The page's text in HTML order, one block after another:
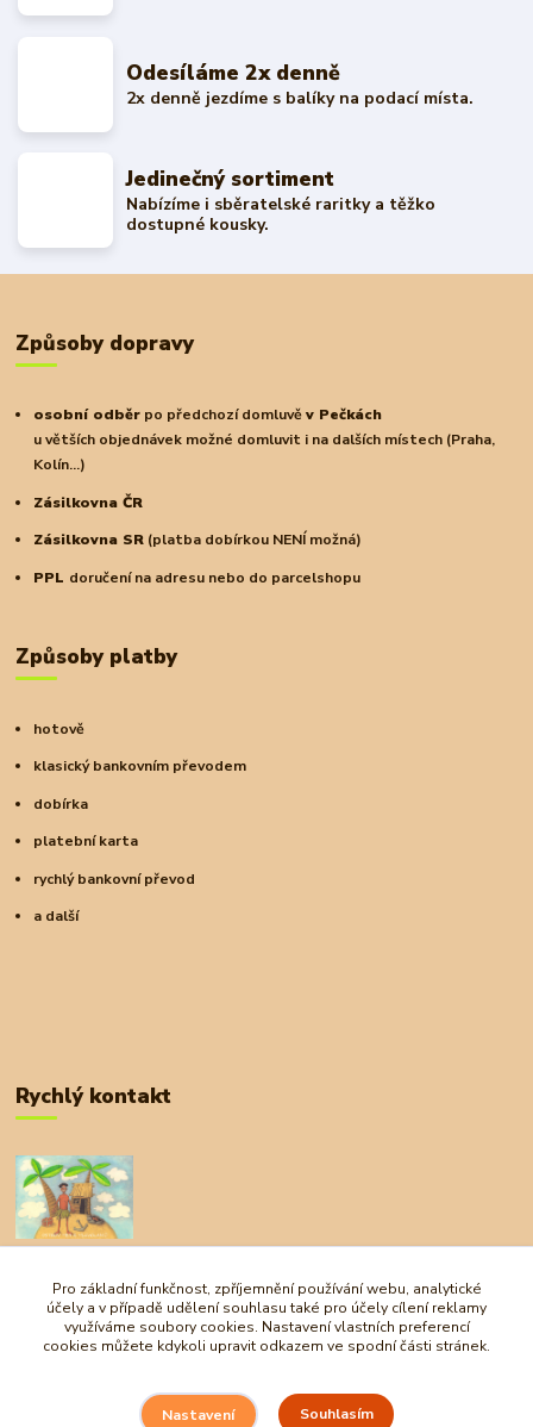
Odesíláme 2x denně
2x denně jezdíme s balíky na podací místa.
Jedinečný sortiment
Nabízíme i sběratelské raritky a těžko
dostupné kousky.
Způsoby dopravy
osobní odběr po předchozí domluvěv Pečkách
u větších objednávek možné domluvit i na dalších místech (Praha,
Kolín...)
Zásilkovna ČR
Zásilkovna SR (platba dobírkou NENÍ možná)
PPL doručení na adresu nebo do parcelshopu
Způsoby platby
hotově
klasický bankovním převodem
dobírka
platební karta
rychlý bankovní převod
a další
Rychlý kontakt
+420 727 972 830
obchod@ostrovherahlavolamu.cz
Pro základní funkčnost, zpříjemnění používání webu, analytické
účely a v případě udělení souhlasu také pro účely cílení reklamy
využíváme soubory cookies. Nastavení vlastních preferencí
cookies můžete kdykoli upravit odkazem ve spodní části stránek.
Nastavení Souhlasím